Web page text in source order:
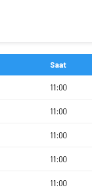
Saat
11:00
11:00
11:00
11:00
11:00